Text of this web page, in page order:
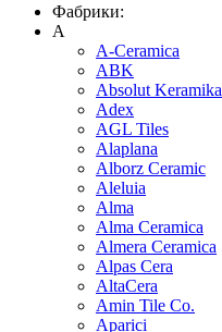
Фабрики:
A
A-Ceramica
ABK
Absolut Keramika
Adex
AGL Tiles
Alaplana
Alborz Ceramic
Aleluia
Alma
Alma Ceramica
Almera Ceramica
Alpas Cera
AltaCera
Amin Tile Co.
Aparici